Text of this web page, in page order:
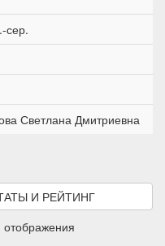
сер.
Светлана Дмитриевна
И РЕЙТИНГ
отображения